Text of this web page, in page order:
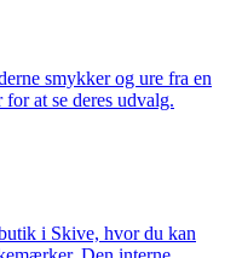
smykker og ure fra en
at se deres udvalg.
i Skive, hvor du kan